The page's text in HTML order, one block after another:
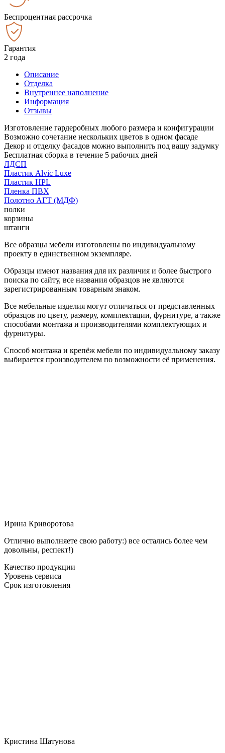
Беспроцентная рассрочка
Гарантия
2 года
Описание
Отделка
Внутреннее наполнение
Информация
Отзывы
Изготовление гардеробных любого размера и конфигурации
Возможно сочетание нескольких цветов в одном фасаде
Декор и отделку фасадов можно выполнить под вашу задумку
Бесплатная сборка в течение 5 рабочих дней
ЛДСП
Пластик Alvic Luxe
Пластик HPL
Пленка ПВХ
Полотно АГТ (МДФ)
полки
корзины
штанги
Все образцы мебели изготовлены по индивидуальному
проекту в единственном экземпляре.
Образцы имеют названия для их различия и более быстрого
поиска по сайту, все названия образцов не являются
зарегистрированным товарным знаком.
Все мебельные изделия могут отличаться от представленных
образцов по цвету, размеру, комплектации, фурнитуре, а также
способами монтажа и производителями комплектующих и
фурнитуры.
Способ монтажа и крепёж мебели по индивидуальному заказу
выбирается производителем по возможности её применения.
Ирина Криворотова
Отлично выполняете свою работу:) все остались более чем
довольны, респект!)
Качество продукции
Уровень сервиса
Срок изготовления
Кристина Шатунова